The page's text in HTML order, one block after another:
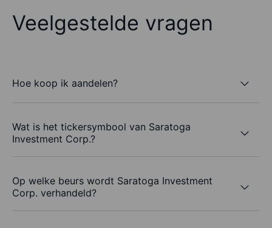
Veelgestelde vragen
Hoe koop ik aandelen?
Wat is het tickersymbool van Saratoga
Investment Corp.?
Op welke beurs wordt Saratoga Investment
Corp. verhandeld?